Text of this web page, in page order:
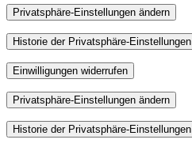
Privatsphäre-Einstellungen ändern
Historie der Privatsphäre-Einstellungen
Einwilligungen widerrufen
Privatsphäre-Einstellungen ändern
Historie der Privatsphäre-Einstellungen